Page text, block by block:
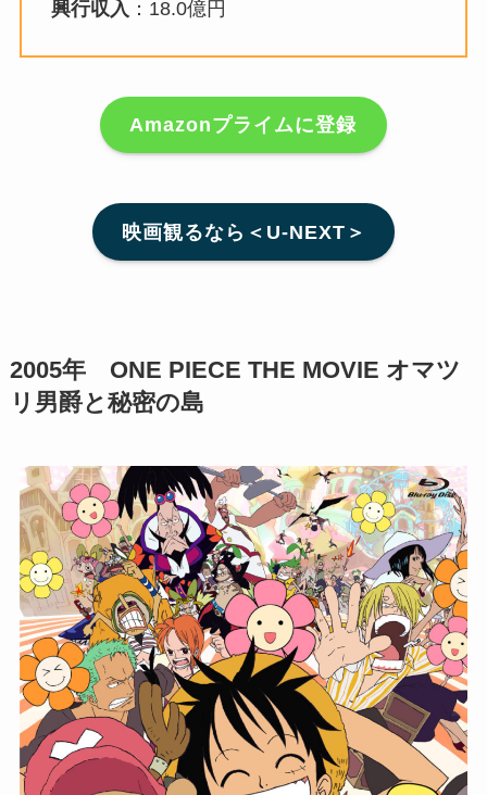
興行収入 ：18.0億円
Amazonプライムに登録
映画観るなら＜U-NEXT＞
2005年 ONE PIECE THE MOVIE オマツ
リ男爵と秘密の島